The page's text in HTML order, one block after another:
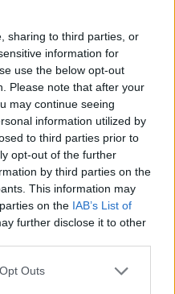
sharing to third parties, or
information for
use the below opt-out
Please note that after your
may continue seeing
information utilized by
to third parties prior to
opt-out of the further
by third parties on the
This information may
on the IAB’s List of
further disclose it to other
Outs
του Πρωθυπουργού
συνεδρίαση του
:
κύριοι συνάδελφοι,
το οποίο λαμβάνει
Γενική Συνέλευση του
Στις επαφές που
και με επενδυτές, αλλά